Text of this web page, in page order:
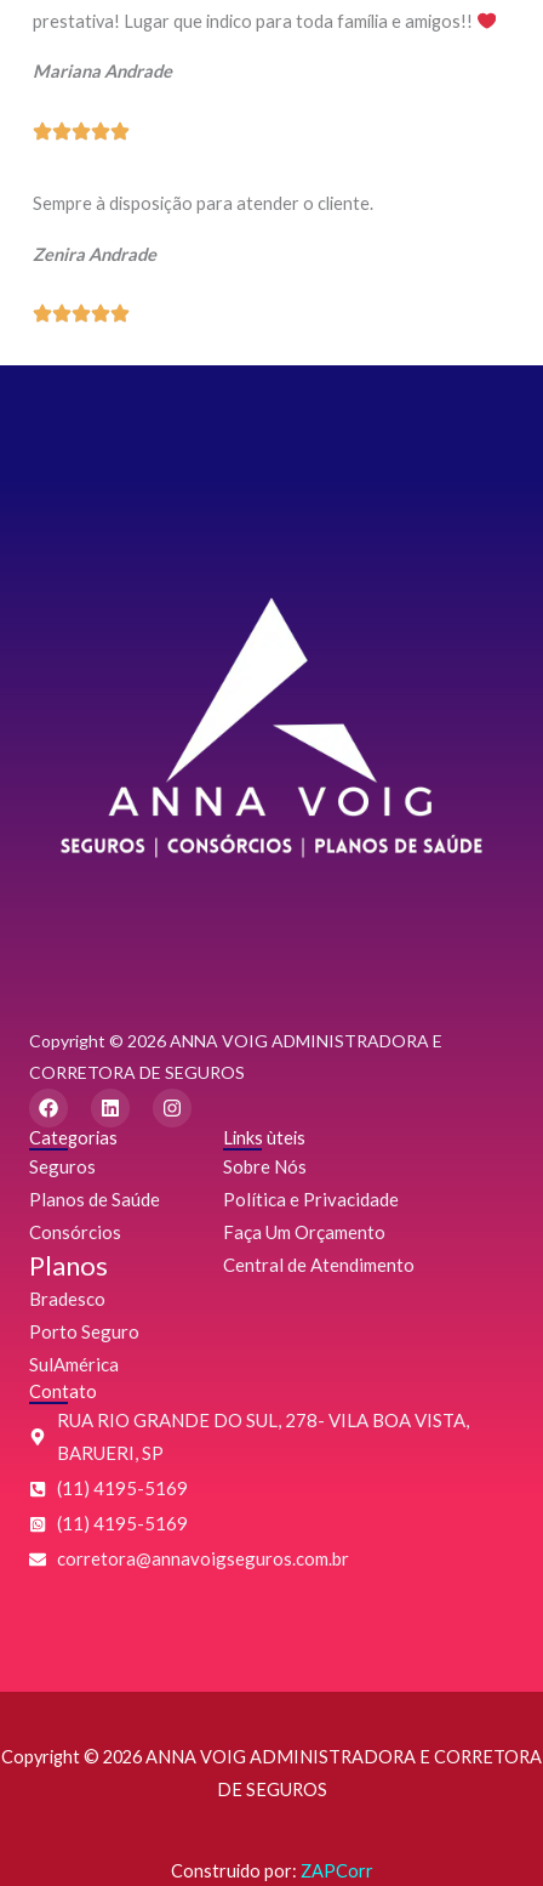
prestativa! Lugar que indico para toda família e amigos!!
Mariana Andrade
Sempre à disposição para atender o cliente.
Zenira Andrade
Copyright © 2026 ANNA VOIG ADMINISTRADORA E
CORRETORA DE SEGUROS
F
a
c
e
b
o
o
k
L
i
n
d
i
n
I
n
Categorias
Seguros
Planos de Saúde
Consórcios
Planos
Bradesco
Porto Seguro
SulAmérica
Links ùteis
Sobre Nós
Política e Privacidade
Faça Um Orçamento
Central de Atendimento
Contato
RUA RIO GRANDE DO SUL, 278- VILA BOA VISTA,
BARUERI, SP
(11) 4195-5169
(11) 4195-5169
‌corretora@annavoigseguros.com.br
Copyright © 2026 ANNA VOIG ADMINISTRADORA E CORRETORA
DE SEGUROS
Construido por: ZAPCorr